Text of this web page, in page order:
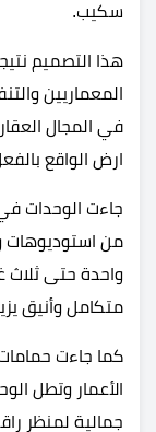
سكيب.
هذا التصميم
المعماريين
في المجال
ارض الواقع
جاءت الوحدات
من استوديوهات
واحدة حتى
متكامل وأنيق
كما جاءت
الأعمار وتطل
جمالية لمنظر